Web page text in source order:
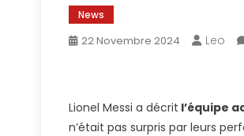
News
22 Novembre 2024 Leo
Lionel Messi a décrit l’équipe
n’était pas surpris par leurs